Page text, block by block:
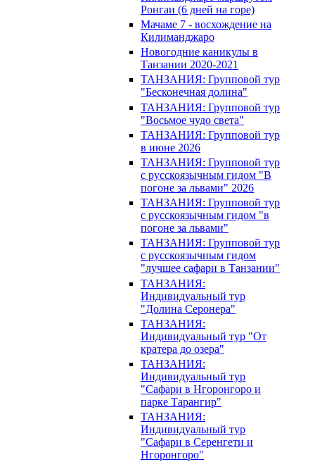
Ронгаи (6 дней на горе)
Мачаме 7 - восхождение на
Килиманджаро
Новогодние каникулы в
Танзании 2020-2021
ТАНЗАНИЯ: Групповой тур
"Бесконечная долина"
ТАНЗАНИЯ: Групповой тур
"Восьмое чудо света"
ТАНЗАНИЯ: Групповой тур
в июне 2026
ТАНЗАНИЯ: Групповой тур
с русскоязычным гидом "В
погоне за львами" 2026
ТАНЗАНИЯ: Групповой тур
с русскоязычным гидом "в
погоне за львами"
ТАНЗАНИЯ: Групповой тур
с русскоязычным гидом
"лучшее сафари в Танзании"
ТАНЗАНИЯ:
Индивидуальный тур
"Долина Серонера"
ТАНЗАНИЯ:
Индивидуальный тур "От
кратера до озера"
ТАНЗАНИЯ:
Индивидуальный тур
"Сафари в Нгоронгоро и
парке Тарангир"
ТАНЗАНИЯ:
Индивидуальный тур
"Сафари в Серенгети и
Нгоронгоро"